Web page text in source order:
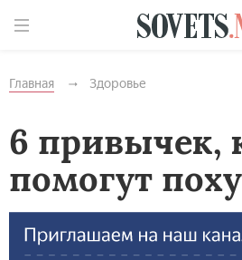
Главная Здоровье
6 привычек,
помогут